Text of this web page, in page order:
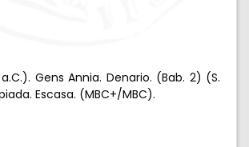
Gens Annia. Denario. (Bab. 2) (S.
Escasa. (MBC+/MBC).